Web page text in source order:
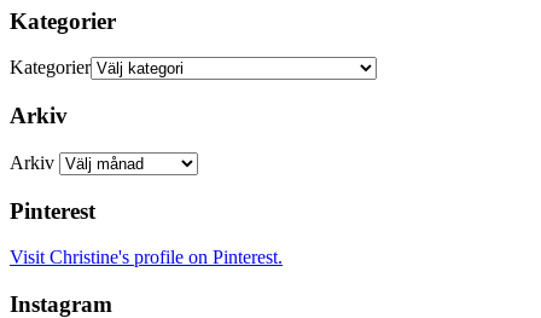
Kategorier
Kategorier
Arkiv
Arkiv
Pinterest
Visit Christine's profile on Pinterest.
Instagram